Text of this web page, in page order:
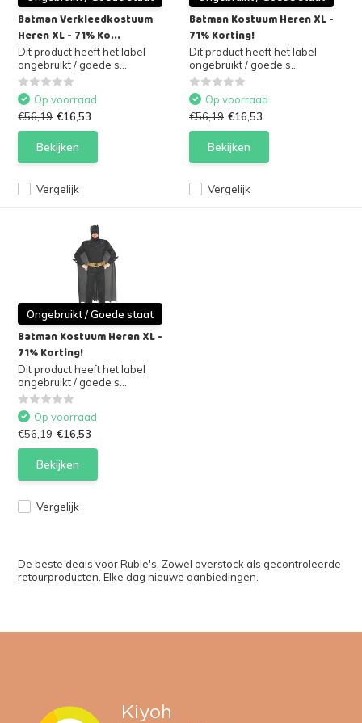
Batman Verkleedkostuum
Heren XL - 71% Ko...
Dit product heeft het label
ongebruikt / goede s...
Vergelijk
Op voorraad
€56,19 €16,53
Bekijken
Batman Kostuum Heren XL -
71% Korting!
Dit product heeft het label
ongebruikt / goede s...
Vergelijk
Op voorraad
€56,19 €16,53
Bekijken
Ongebruikt / Goede staat
Batman Kostuum Heren XL -
71% Korting!
Dit product heeft het label
ongebruikt / goede s...
Vergelijk
Op voorraad
€56,19 €16,53
Bekijken
De beste deals voor Rubie's. Zowel overstock als gecontroleerde
retourproducten. Elke dag nieuwe aanbiedingen.